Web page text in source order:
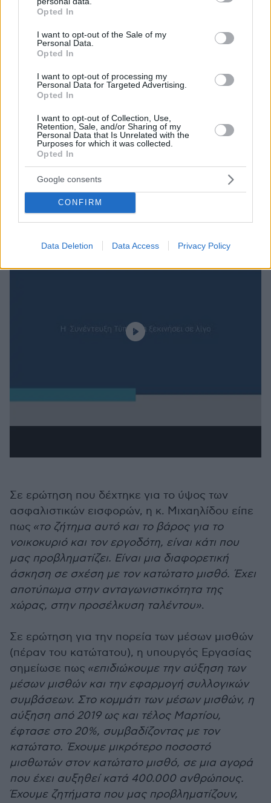
grant or deny consent to Google and its third-party tags to
use your data for below specified purposes in below Google
consent section.
Opted In
I want to opt-out of the Sale of my
Personal Data.
Opted In
I want to opt-out of processing my
Personal Data for Targeted Advertising.
Opted In
I want to opt-out of Collection, Use,
Retention, Sale, and/or Sharing of my
Personal Data that Is Unrelated with the
Purposes for which it was collected.
Opted In
Google consents
CONFIRM
Data Deletion Data Access Privacy Policy
η υπουργός Εργασίας τόνισε πως
σωρευτικός πληθωρισμός το διάστημα 2019-
2023 ήταν στο 16,6% και η αντίστοιχη
αύξηση
Σήμερα, το 22% των μισθωτών αμοίβεται με τον
κατώτατο μισθό, ενώ το 2019 ήταν στο 27%, σε
μισθωτούς».
Δείτε βίντεο από τη συνέντευξη Τύπου (οι
δηλώσεις ξεκινούν περίπου στο 34ο λεπτό)
Σε ερώτηση που δέχτηκε για το ύψος των
ασφαλιστικών εισφορών, η κ. Μιχαηλίδου είπε
πως «το ζήτημα αυτό και το βάρος για το
νοικοκυριό και τον εργοδότη, είναι κάτι που
μας προβληματίζει. Είναι μια διαφορετική
άσκηση σε σχέση με τον κατώτατο μισθό. Έχει
αποτύπωμα στην ανταγωνιστικότητα της
χώρας, στην προσέλκυση ταλέντου».
Σε ερώτηση για την πορεία των μέσων μισθών
(πέραν του κατώτατου), η υπουργός Εργασίας
σημείωσε πως «επιδιώκουμε την αύξηση των
μέσων μισθών και την εφαρμογή συλλογικών
συμβάσεων. Στο κομμάτι των μέσων μισθών, η
αύξηση από 2019 ως και τέλος Μαρτίου,
έφτασε στο 20%, συμβαδίζοντας με τον
κατώτατο. Έχουμε μικρότερο ποσοστό
μισθωτών στον κατώτατο μισθό, σε μια αγορά
που έχει αυξηθεί κατά 400.000 ανθρώπους.
Έχουμε ζητήματα που μας προβληματίζουν,